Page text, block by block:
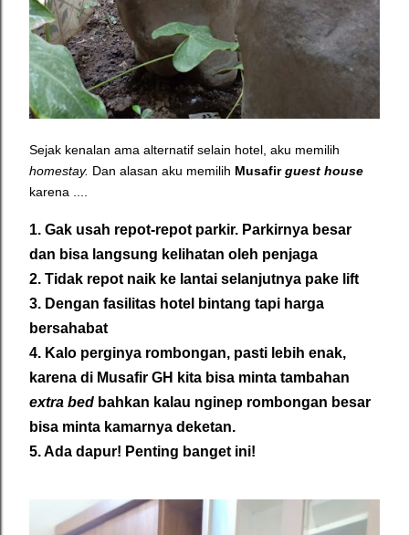
Sejak kenalan ama alternatif selain hotel, aku memilih
homestay. Dan alasan aku memilih Musafirguest house
karena ....
1. Gak usah repot-repot parkir. Parkirnya besar
dan bisa langsung kelihatan oleh penjaga
2. Tidak repot naik ke lantai selanjutnya pake lift
3. Dengan fasilitas hotel bintang tapi harga
bersahabat
4. Kalo perginya rombongan, pasti lebih enak,
karena di Musafir GH kita bisa minta tambahan
extra bed bahkan kalau nginep rombongan besar
bisa minta kamarnya deketan.
5. Ada dapur! Penting banget ini!